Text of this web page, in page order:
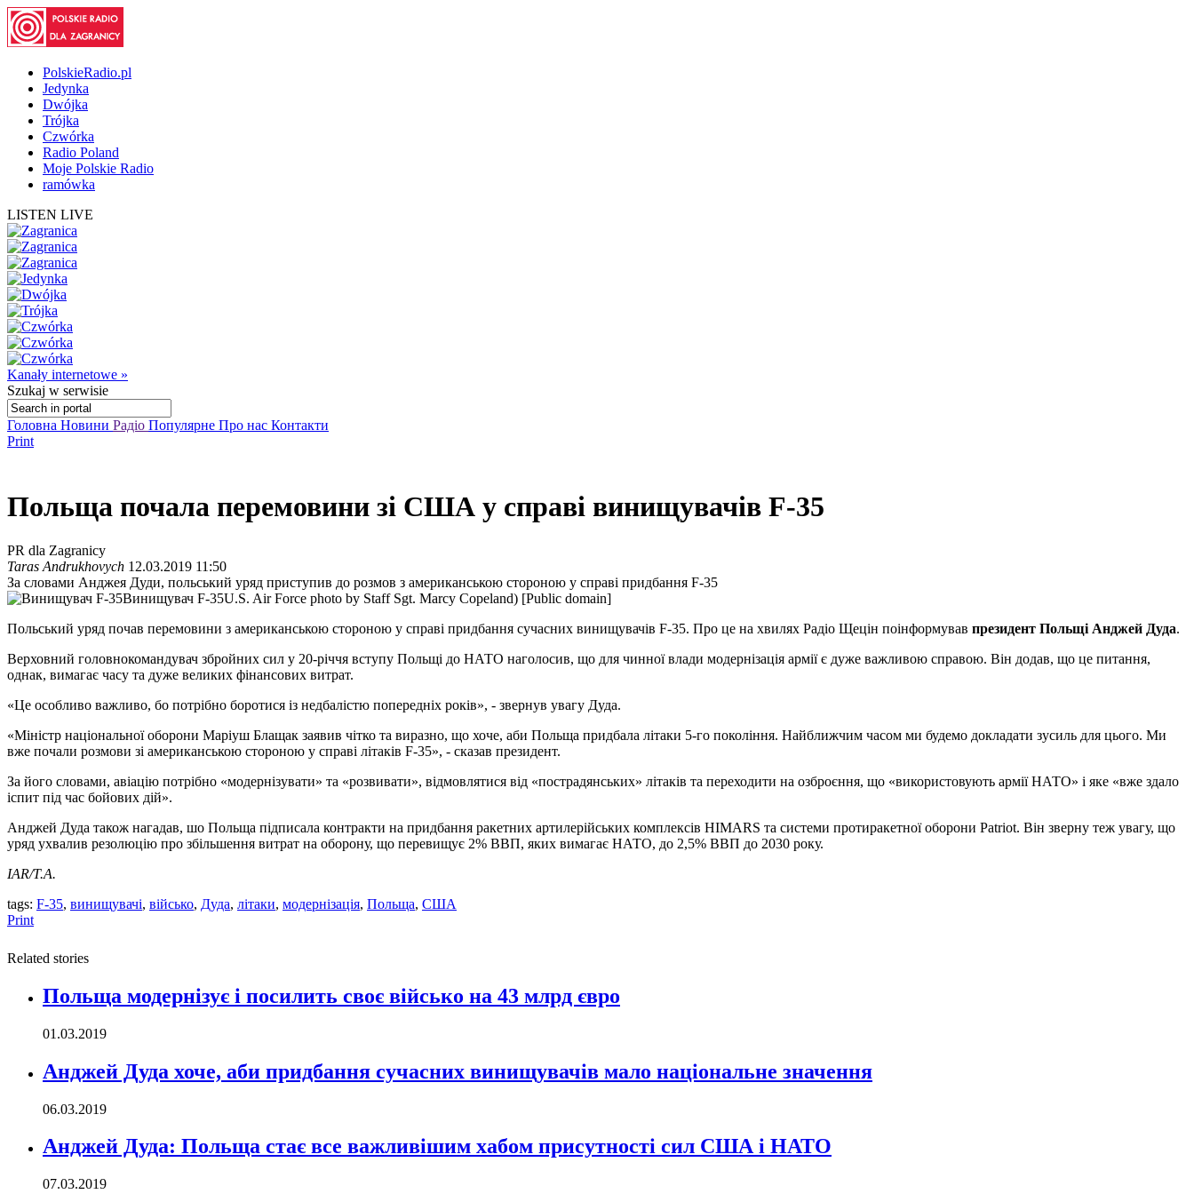
PolskieRadio.pl
Jedynka
Dwójka
Trójka
Czwórka
Radio Poland
Moje Polskie Radio
ramówka
LISTEN LIVE
Kanały internetowe »
Szukaj w serwisie
Головна Новини Радіо Популярне Про нас Контакти
Print
Польща почала перемовини зі США у справі винищувачів F-35
PR dla Zagranicy
Taras Andrukhovych 12.03.2019 11:50
За словами Анджея Дуди, польський уряд приступив до розмов з американською стороною у справі придбання F-35
Винищувач F-35U.S. Air Force photo by Staff Sgt. Marcy Copeland) [Public domain]
Польський уряд почав перемовини з американською стороною у справі придбання сучасних винищувачів F-35. Про це на хвилях Радіо Щецін поінформував президент Польщі Анджей Дуда.
Верховний головнокомандувач збройних сил у 20-річчя вступу Польщі до НАТО наголосив, що для чинної влади модернізація армії є дуже важливою справою. Він додав, що це питання,
однак, вимагає часу та дуже великих фінансових витрат.
«Це особливо важливо, бо потрібно боротися із недбалістю попередніх років», - звернув увагу Дуда.
«Міністр національної оборони Маріуш Блащак заявив чітко та виразно, що хоче, аби Польща придбала літаки 5-го покоління. Найближчим часом ми будемо докладати зусиль для цього. Ми
вже почали розмови зі американською стороною у справі літаків F-35», - сказав президент.
За його словами, авіацію потрібно «модернізувати» та «розвивати», відмовлятися від «пострадянських» літаків та переходити на озброєння, що «використовують армії НАТО» і яке «вже здало
іспит під час бойових дій».
Анджей Дуда також нагадав, шо Польща підписала контракти на придбання ракетних артилерійських комплексів HIMARS та системи протиракетної оборони Patriot. Він зверну теж увагу, що
уряд ухвалив резолюцію про збільшення витрат на оборону, що перевищує 2% ВВП, яких вимагає НАТО, до 2,5% ВВП до 2030 року.
IAR/Т.А.
tags: F-35, винищувачі, військо, Дуда, літаки, модернізація, Польща, США
Print
Related stories
Польща модернізує і посилить своє військо на 43 млрд євро
01.03.2019
Анджей Дуда хоче, аби придбання сучасних винищувачів мало національне значення
06.03.2019
Анджей Дуда: Польща стає все важливішим хабом присутності сил США і НАТО
07.03.2019